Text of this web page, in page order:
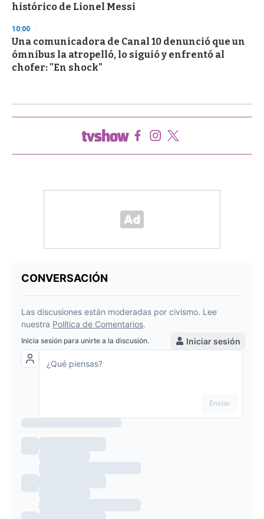
histórico de Lionel Messi
10:00
Una comunicadora de Canal 10 denunció que un
ómnibus la atropelló, lo siguió y enfrentó al
chofer: "En shock"